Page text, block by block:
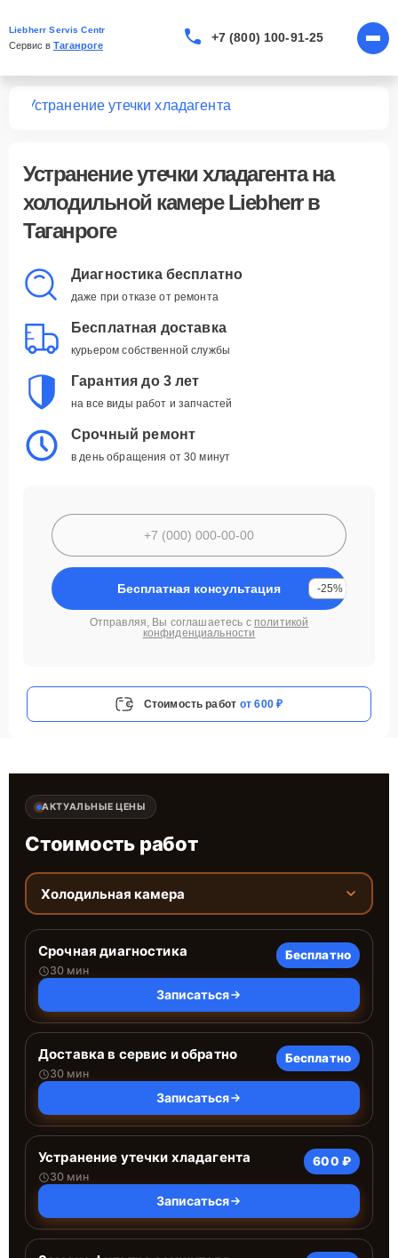
Liebherr Servis Centr
Сервис в Таганроге
+7 (800) 100-91-25
Устранение утечки хладагента
Устранение утечки хладагентана
холодильной камере Liebherr в
Таганроге
Диагностика бесплатно
даже при отказе от ремонта
Бесплатная доставка
курьером собственной службы
Гарантия до 3 лет
на все виды работ и запчастей
Срочный ремонт
в день обращения от 30 минут
Бесплатная консультация -25%
Отправляя, Вы соглашаетесь с политикой
конфиденциальности
Стоимость работ от 600 ₽
АКТУАЛЬНЫЕ ЦЕНЫ
Стоимость работ
Холодильная камера
Срочная диагностика
30 мин
Бесплатно
Записаться
Доставка в сервис и обратно
30 мин
Бесплатно
Записаться
Устранение утечки хладагента
30 мин
600 ₽
Записаться